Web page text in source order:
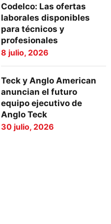
Codelco: Las ofertas
laborales disponibles
para técnicos y
profesionales
8 julio, 2026
Teck y Anglo American
anuncian el futuro
equipo ejecutivo de
Anglo Teck
30 julio, 2026